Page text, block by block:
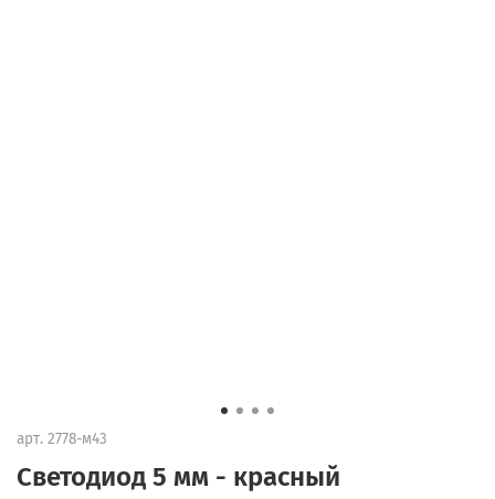
арт. 2778-м43
Светодиод 5 мм - красный